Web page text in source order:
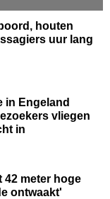
houten
uur lang
in Engeland
vliegen
in
42 meter hoge
ontwaakt'